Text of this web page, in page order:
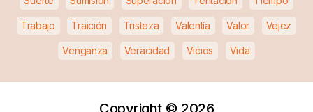
Trabajo Traición Tristeza Valentía Valor Vejez
Venganza Veracidad Vicios Vida
Copyright © 2026